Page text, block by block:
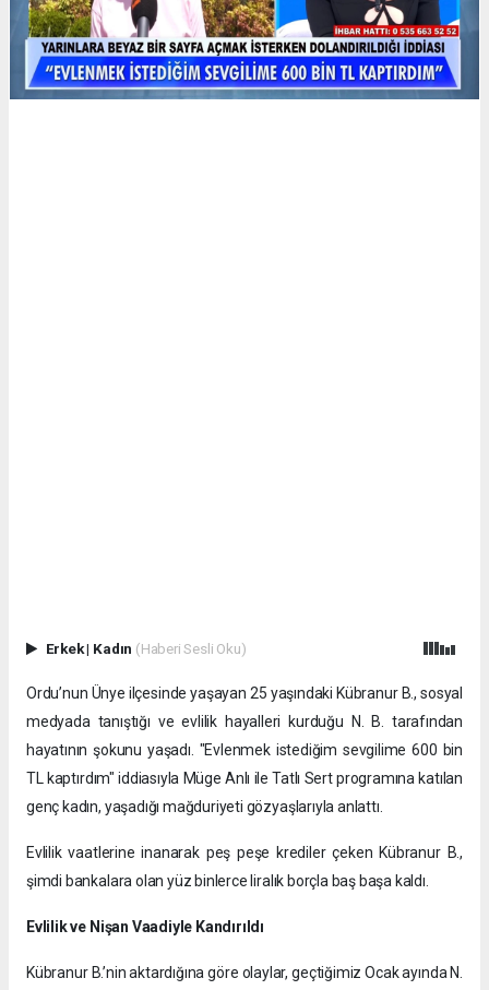
Erkek| Kadın (Haberi Sesli Oku)
Ordu’nun Ünye ilçesinde yaşayan 25 yaşındaki Kübranur B., sosyal
medyada tanıştığı ve evlilik hayalleri kurduğu N. B. tarafından
hayatının şokunu yaşadı. "Evlenmek istediğim sevgilime 600 bin
TL kaptırdım" iddiasıyla Müge Anlı ile Tatlı Sert programına katılan
genç kadın, yaşadığı mağduriyeti gözyaşlarıyla anlattı.
Evlilik vaatlerine inanarak peş peşe krediler çeken Kübranur B.,
şimdi bankalara olan yüz binlerce liralık borçla baş başa kaldı.
Evlilik ve Nişan Vaadiyle Kandırıldı
Kübranur B.’nin aktardığına göre olaylar, geçtiğimiz Ocak ayında N.